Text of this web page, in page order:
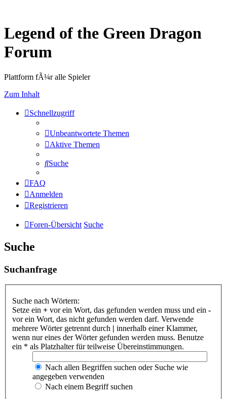
Legend of the Green Dragon
Forum
Plattform fÃ¼r alle Spieler
Zum Inhalt
Schnellzugriff
Unbeantwortete Themen
Aktive Themen
Suche
FAQ
Anmelden
Registrieren
Foren-Übersicht Suche
Suche
Suchanfrage
Suche nach Wörtern:
Setze ein + vor ein Wort, das gefunden werden muss und ein -
vor ein Wort, das nicht gefunden werden darf. Verwende
mehrere Wörter getrennt durch | innerhalb einer Klammer,
wenn nur eines der Wörter gefunden werden muss. Benutze
ein * als Platzhalter für teilweise Übereinstimmungen.
Nach allen Begriffen suchen oder Suche wie
angegeben verwenden
Nach einem Begriff suchen